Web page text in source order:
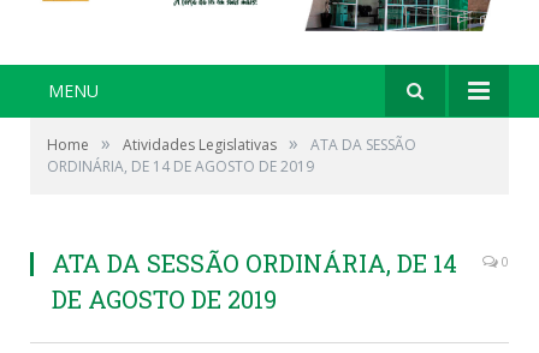
MENU
Home » Atividades Legislativas »
ATA DA SESSÃO
ORDINÁRIA, DE 14 DE AGOSTO DE 2019
ATA DA SESSÃO ORDINÁRIA, DE 14
DE AGOSTO DE 2019
0